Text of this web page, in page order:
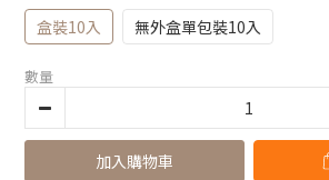
盒裝10入 無外盒單包裝10入
數量
加入購物車